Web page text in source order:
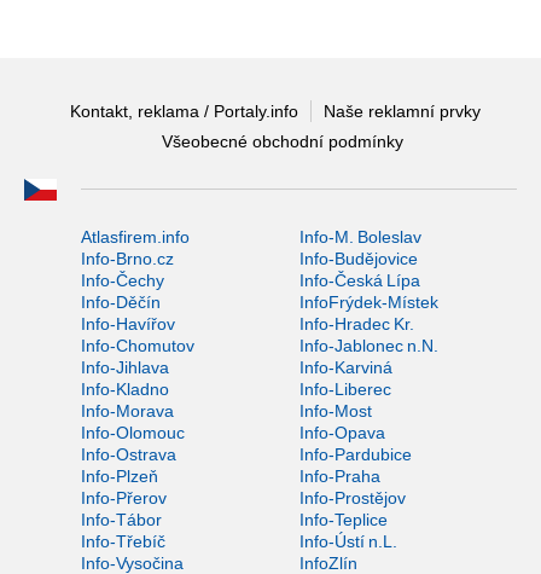
Kontakt, reklama / Portaly.info
Naše reklamní prvky
Všeobecné obchodní podmínky
Atlasfirem.info
Info-M. Boleslav
Info-Brno.cz
Info-Budějovice
Info-Čechy
Info-Česká Lípa
Info-Děčín
InfoFrýdek-Místek
Info-Havířov
Info-Hradec Kr.
Info-Chomutov
Info-Jablonec n.N.
Info-Jihlava
Info-Karviná
Info-Kladno
Info-Liberec
Info-Morava
Info-Most
Info-Olomouc
Info-Opava
Info-Ostrava
Info-Pardubice
Info-Plzeň
Info-Praha
Info-Přerov
Info-Prostějov
Info-Tábor
Info-Teplice
Info-Třebíč
Info-Ústí n.L.
Info-Vysočina
InfoZlín